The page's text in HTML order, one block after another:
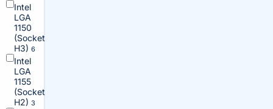
Intel
LGA
1150
(Socket
H3) 6
Intel
LGA
1155
(Socket
H2) 3